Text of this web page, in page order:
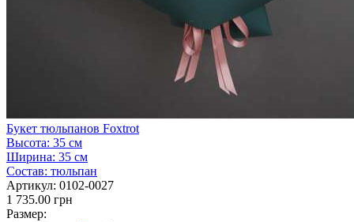
Букет тюльпанов Foxtrot
Высота: 35 см
Ширина: 35 см
Состав: тюльпан
Артикул: 0102-0027
1 735.00 грн
Размер: